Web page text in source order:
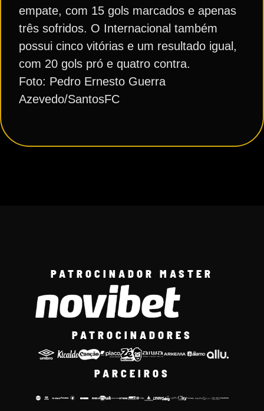
empate, com 15 gols marcados e apenas
três sofridos. O Internacional também
possui cinco vitórias e um resultado igual,
com 20 gols pró e quatro contra.
Foto: Pedro Ernesto Guerra
Azevedo/SantosFC
PATROCINADOR MASTER
PATROCINADORES
PARCEIROS